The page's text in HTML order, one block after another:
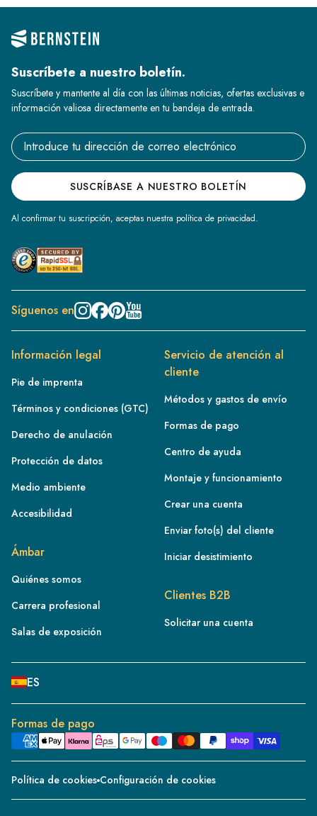
Suscríbete a nuestro boletín.
Suscríbete y mantente al día con las últimas noticias, ofertas exclusivas e
información valiosa directamente en tu bandeja de entrada.
Email address
SUSCRÍBASE A NUESTRO BOLETÍN
Al confirmar tu suscripción, aceptas nuestra política de privacidad.
Síguenos en
Información legal
Pie de imprenta
Términos y condiciones (GTC)
Derecho de anulación
Protección de datos
Medio ambiente
Accesibilidad
Ámbar
Quiénes somos
Carrera profesional
Salas de exposición
Servicio de atención al
cliente
Métodos y gastos de envío
Formas de pago
Centro de ayuda
Montaje y funcionamiento
Crear una cuenta
Enviar foto(s) del cliente
Iniciar desistimiento
Clientes B2B
Solicitar una cuenta
ES
IE
IT
NL
ES
DE
CH
DK
CZ
Formas de pago
Política de cookies Configuración de cookies